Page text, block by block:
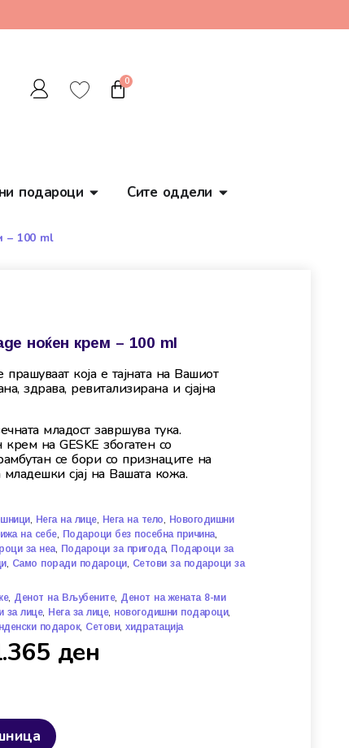
0
подароци Сите оддели
– 100 ml
ноќен крем – 100 ml
која е тајната на Вашиот
здрава, ревитализирана и сјајна
младост завршува тука.
на GESKE збогатен со
се бори со признаците на
сјај на Вашата кожа.
, Нега на лице, Нега на тело, Новогодишни
на себе, Подароци без посебна причина,
за неа, Подароци за пригода, Подароци за
, Само поради подароци, Сетови за подароци за
, Денот на Вљубените, Денот на жената 8-ми
за лице, Нега за лице, новогодишни подароци,
подарок, Сетови,хидратација
ден